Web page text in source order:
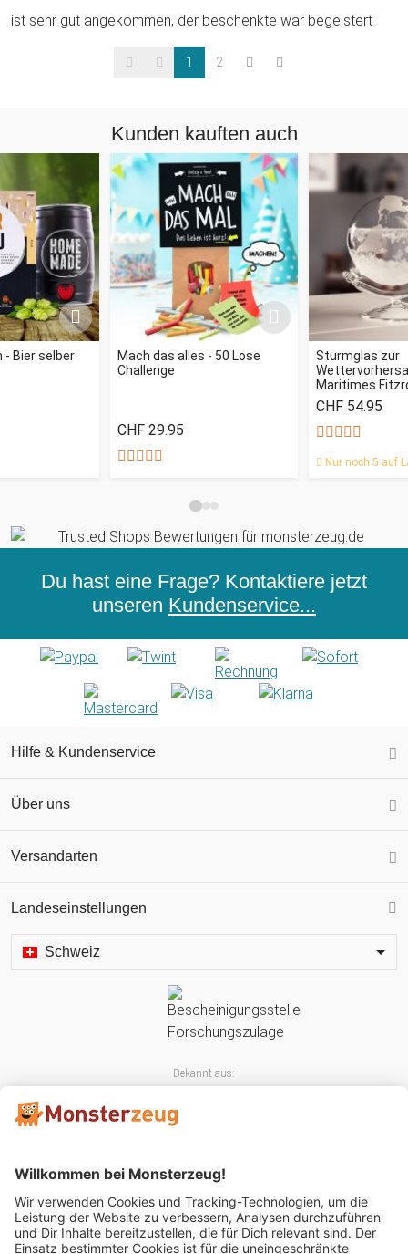
ist sehr gut angekommen, der beschenkte war begeistert
1 2
Kunden kauften auch
Bier selber
Mach das alles - 50 Lose
Challenge
CHF 29.95
Sturmglas zur
Maritimes
CHF 54.95
Nur noch 5 auf
Du hast eine Frage? Kontaktiere jetzt
unseren Kundenservice...
Hilfe & Kundenservice
Über uns
Versandarten
Landeseinstellungen
Schweiz
Bekannt aus: